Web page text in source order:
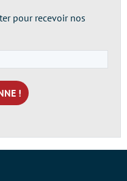
pour recevoir nos